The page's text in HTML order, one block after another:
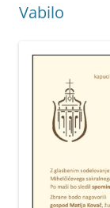
Vabilo